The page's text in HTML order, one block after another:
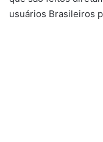
usuários Brasileiros